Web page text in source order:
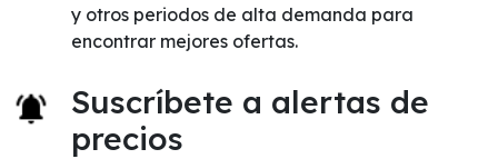
y otros periodos de alta demanda para
encontrar mejores ofertas.
Suscríbete a alertas de
precios